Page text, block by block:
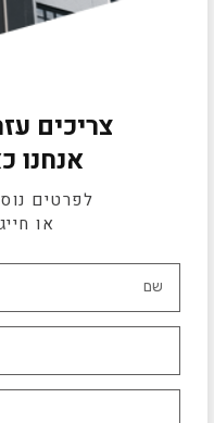
צריכים
אנחנו
לפרטים
או